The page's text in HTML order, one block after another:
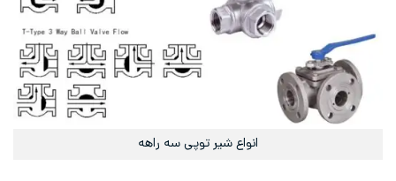
انواع شیر توپی سه راهه